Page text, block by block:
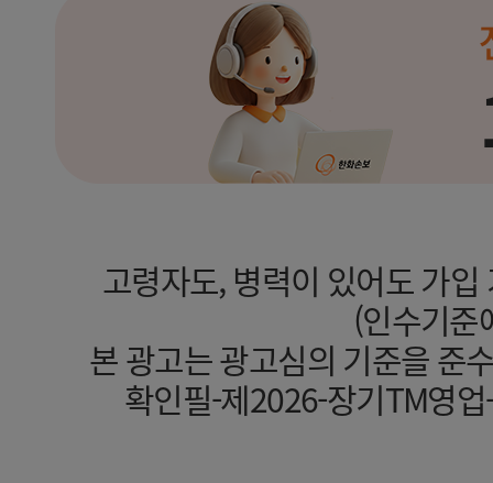
고령자도, 병력이 있어도 가
(인수기준
본 광고는 광고심의 기준을 준
확인필-제2026-장기TM영